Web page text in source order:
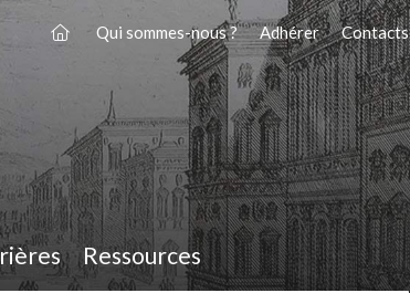
Qui sommes-nous ? Adhérer Contacts
Ressources